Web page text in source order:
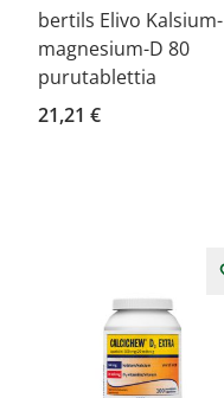
bertils Elivo Kalsium-
magnesium-D 80
purutablettia
21,21 €